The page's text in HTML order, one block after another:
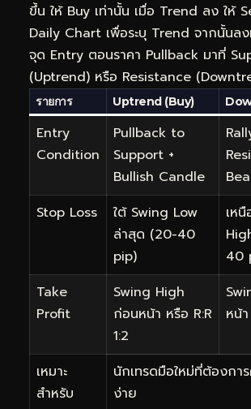
ขึ้น ให้ Buy เท่านั้น เมื่อ Trend ลง ให้
Daily Chart เพื่อระบุ Trend จากนั้นล
จุด Entry ตอนราคา Pullback มาที่
(Uptrend) หรือ Resistance
รายการ Uptrend (Buy)
Entry
Condition
Pullback to
Support +
Bullish Candle
Stop Loss
ใต้ Swing Low
ล่าสุด (20-40
pip)
เห
40
Take
Profit
Swing High
ก่อนหน้า หรือ R:R
1:2
หน้
เหมาะ
สำหรับ
นักเทรดมือใหม่ที่ต้องกา
ง่าย